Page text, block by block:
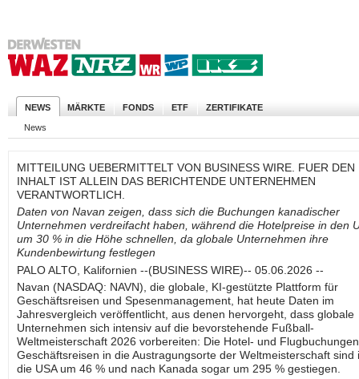
NEWS MÄRKTE FONDS ETF ZERTIFIKATE
News
MITTEILUNG UEBERMITTELT VON BUSINESS WIRE. FUER DEN
INHALT IST ALLEIN DAS BERICHTENDE UNTERNEHMEN
VERANTWORTLICH.
Daten von Navan zeigen, dass sich die Buchungen kanadischer
Unternehmen verdreifacht haben, während die Hotelpreise in den
um 30 % in die Höhe schnellen, da globale Unternehmen ihre
Kundenbewirtung festlegen
PALO ALTO, Kalifornien --(BUSINESS WIRE)-- 05.06.2026 --
Navan (NASDAQ: NAVN), die globale, KI-gestützte Plattform für
Geschäftsreisen und Spesenmanagement, hat heute Daten im
Jahresvergleich veröffentlicht, aus denen hervorgeht, dass globale
Unternehmen sich intensiv auf die bevorstehende Fußball-
Weltmeisterschaft 2026 vorbereiten: Die Hotel- und
Geschäftsreisen in die Austragungsorte der Weltmeisterschaft sind
die USA um 46 % und nach Kanada sogar um 295 % gestiegen.